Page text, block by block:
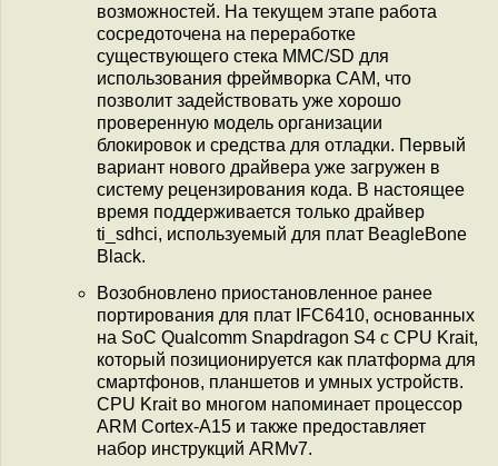
возможностей. На текущем этапе работа
сосредоточена на переработке
существующего стека MMC/SD для
использования фреймворка CAM, что
позволит задействовать уже хорошо
проверенную модель организации
блокировок и средства для отладки. Первый
вариант нового драйвера уже загружен в
систему рецензирования кода. В настоящее
время поддерживается только драйвер
ti_sdhci, используемый для плат BeagleBone
Black.
Возобновлено приостановленное ранее
портирования для плат IFC6410, основанных
на SoC Qualcomm Snapdragon S4 c CPU Krait,
который позиционируется как платформа для
смартфонов, планшетов и умных устройств.
CPU Krait во многом напоминает процессор
ARM Cortex-A15 и также предоставляет
набор инструкций ARMv7.